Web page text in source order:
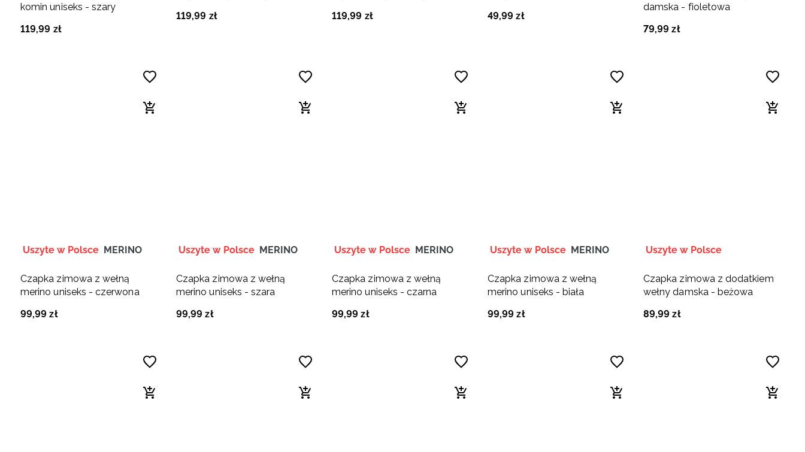
komin uniseks - szary
119,99 zł
119,99 zł
119,99 zł
49,99 zł
damska - fioletowa
79,99 zł
Uszyte w Polsce MERINO
Czapka zimowa z wełną
merino uniseks - czerwona
99,99 zł
Uszyte w Polsce MERINO
Czapka zimowa z wełną
merino uniseks - szara
99,99 zł
Uszyte w Polsce MERINO
Czapka zimowa z wełną
merino uniseks - czarna
99,99 zł
Uszyte w Polsce MERINO
Czapka zimowa z wełną
merino uniseks - biała
99,99 zł
Uszyte w Polsce
Czapka zimowa z dodatkiem
wełny damska - beżowa
89,99 zł